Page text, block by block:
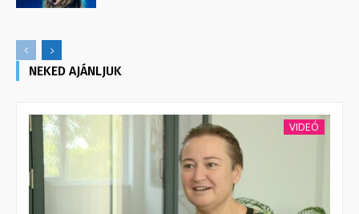
NEKED AJÁNLJUK
VIDEÓ